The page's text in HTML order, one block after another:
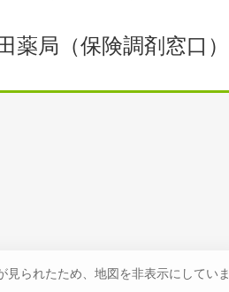
局（保険調剤窓口）
見られたため、地図を非表示にしていま